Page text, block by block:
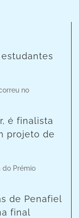
no
é finalista
projeto de
do Prémio
de Penafiel
final